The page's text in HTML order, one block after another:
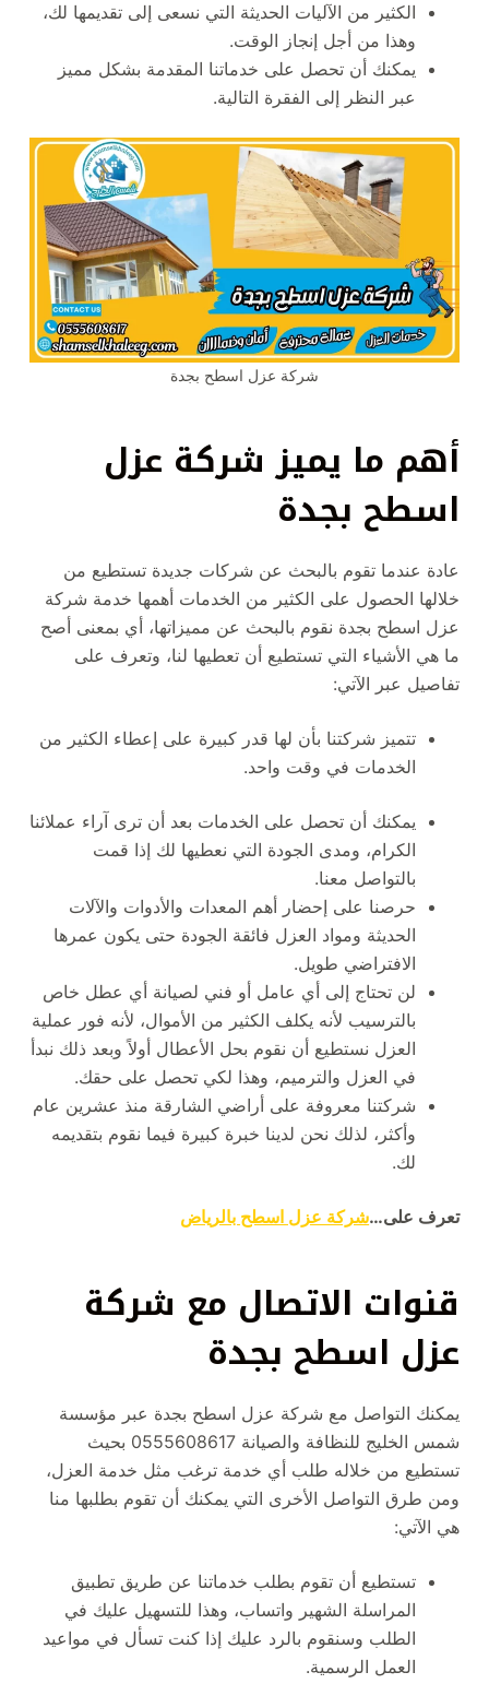
الكثير من الآليات الحديثة التي نسعى إلى تقديمها لك،
وهذا من أجل إنجاز الوقت.
يمكنك أن تحصل على خدماتنا المقدمة بشكل مميز
عبر النظر إلى الفقرة التالية.
شركة عزل اسطح بجدة
أهم ما يميز شركة عزل
اسطح بجدة
عادة عندما تقوم بالبحث عن شركات جديدة تستطيع من
خلالها الحصول على الكثير من الخدمات أهمها خدمة شركة
عزل اسطح بجدة نقوم بالبحث عن مميزاتها، أي بمعنى أصح
ما هي الأشياء التي تستطيع أن تعطيها لنا، وتعرف على
تفاصيل عبر الآتي:
تتميز شركتنا بأن لها قدر كبيرة على إعطاء الكثير من
الخدمات في وقت واحد.
يمكنك أن تحصل على الخدمات بعد أن ترى آراء عملائنا
الكرام، ومدى الجودة التي نعطيها لك إذا قمت
بالتواصل معنا.
حرصنا على إحضار أهم المعدات والأدوات والآلات
الحديثة ومواد العزل فائقة الجودة حتى يكون عمرها
الافتراضي طويل.
لن تحتاج إلى أي عامل أو فني لصيانة أي عطل خاص
بالترسيب لأنه يكلف الكثير من الأموال، لأنه فور عملية
العزل نستطيع أن نقوم بحل الأعطال أولاً وبعد ذلك نبدأ
في العزل والترميم، وهذا لكي تحصل على حقك.
شركتنا معروفة على أراضي الشارقة منذ عشرين عام
وأكثر، لذلك نحن لدينا خبرة كبيرة فيما نقوم بتقديمه
لك.
تعرف على…شركة عزل اسطح بالرياض
قنوات الاتصال مع شركة
عزل اسطح بجدة
يمكنك التواصل مع شركة عزل اسطح بجدة عبر مؤسسة
شمس الخليج للنظافة والصيانة 0555608617 بحيث
تستطيع من خلاله طلب أي خدمة ترغب مثل خدمة العزل،
ومن طرق التواصل الأخرى التي يمكنك أن تقوم بطلبها منا
هي الآتي:
تستطيع أن تقوم بطلب خدماتنا عن طريق تطبيق
المراسلة الشهير واتساب، وهذا للتسهيل عليك في
الطلب وسنقوم بالرد عليك إذا كنت تسأل في مواعيد
العمل الرسمية.